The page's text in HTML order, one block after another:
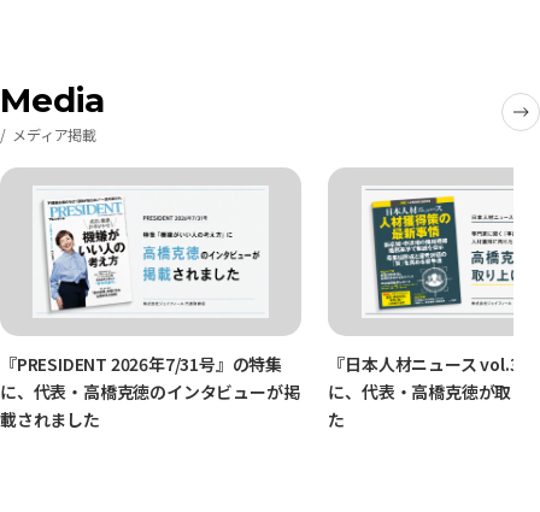
Media
メディア掲載
『PRESIDENT 2026年7/31号』の特集
に、代表・高橋克徳のインタビューが掲
載されました
『日本人材ニュース
に、代表・高橋克徳が取り
た